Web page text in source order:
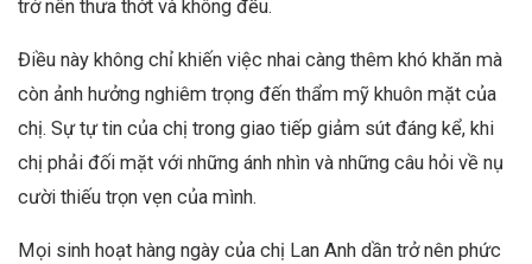
trở nên thưa thớt và không đều.
Điều này không chỉ khiến việc nhai càng thêm khó khăn mà
còn ảnh hưởng nghiêm trọng đến thẩm mỹ khuôn mặt của
chị. Sự tự tin của chị trong giao tiếp giảm sút đáng kể, khi
chị phải đối mặt với những ánh nhìn và những câu hỏi về nụ
cười thiếu trọn vẹn của mình.
Mọi sinh hoạt hàng ngày của chị Lan Anh dần trở nên phức